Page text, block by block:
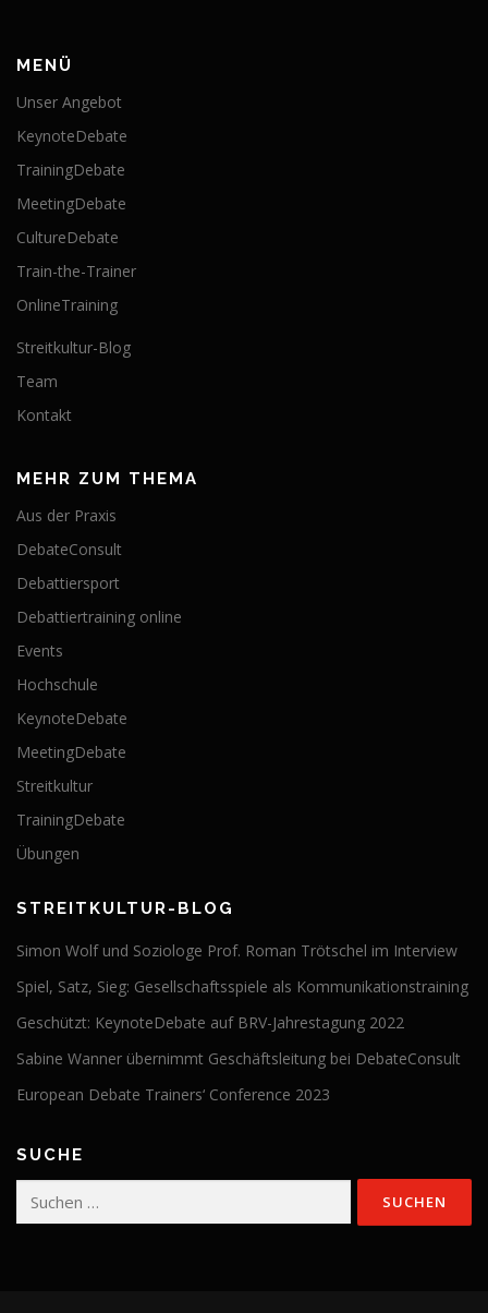
MENÜ
Unser Angebot
KeynoteDebate
TrainingDebate
MeetingDebate
CultureDebate
Train-the-Trainer
OnlineTraining
Streitkultur-Blog
Team
Kontakt
MEHR ZUM THEMA
Aus der Praxis
DebateConsult
Debattiersport
Debattiertraining online
Events
Hochschule
KeynoteDebate
MeetingDebate
Streitkultur
TrainingDebate
Übungen
STREITKULTUR-BLOG
Simon Wolf und Soziologe Prof. Roman Trötschel im Interview
Spiel, Satz, Sieg: Gesellschaftsspiele als Kommunikationstraining
Geschützt: KeynoteDebate auf BRV-Jahrestagung 2022
Sabine Wanner übernimmt Geschäftsleitung bei DebateConsult
European Debate Trainers‘ Conference 2023
SUCHE
Suchen